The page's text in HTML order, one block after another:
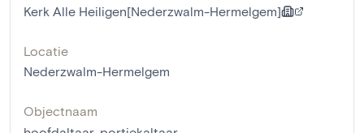
Kerk Alle Heiligen[Nederzwalm-Hermelgem]
Locatie
Nederzwalm-Hermelgem
Objectnaam